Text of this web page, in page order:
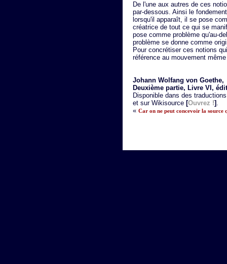
De l'une aux autres de ces
par-dessous. Ainsi le
lorsqu'il apparaît, il se pose
créatrice de tout ce qui se
pose comme problème qu'au-
problème se donne comme
Pour concrétiser ces notions
référence au mouvement
Johann Wolfang von
Deuxième partie, Livre VI,
Disponible dans des
et sur Wikisource [Ouvrez !] .
« Car on ne peut concevoir la source